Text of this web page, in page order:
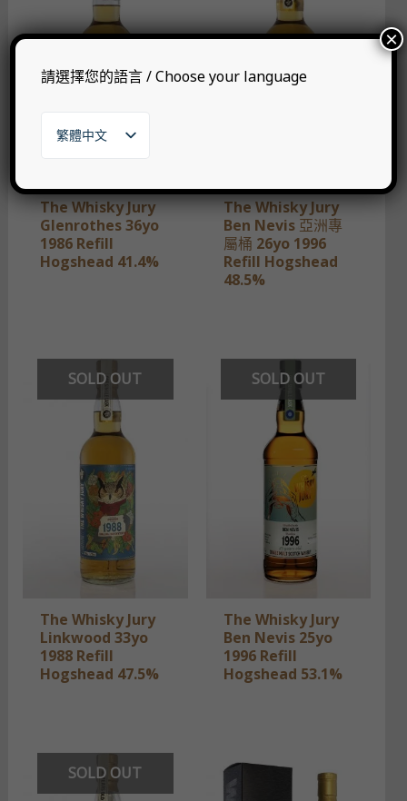
The Whisky Jury
Glenrothes 36yo
1986 Refill
Hogshead 41.4%
The Whisky Jury
Ben Nevis 亞洲專
屬桶 26yo 1996
Refill Hogshead
48.5%
SOLD OUT
The Whisky Jury
Linkwood 33yo
1988 Refill
Hogshead​ 47.5%
SOLD OUT
The Whisky Jury
Ben Nevis 25yo
1996 Refill
Hogshead​ 53.1%
SOLD OUT
請選擇您的語言 / Choose your language
繁體中文
English
한국어
×